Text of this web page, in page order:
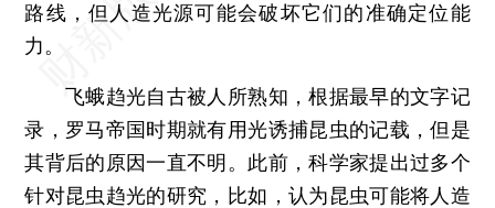
路线，但人造光源可能会破坏它们的准确定位能
力。
飞蛾趋光自古被人所熟知，根据最早的文字记
录，罗马帝国时期就有用光诱捕昆虫的记载，但是
其背后的原因一直不明。此前，科学家提出过多个
针对昆虫趋光的研究，比如，认为昆虫可能将人造